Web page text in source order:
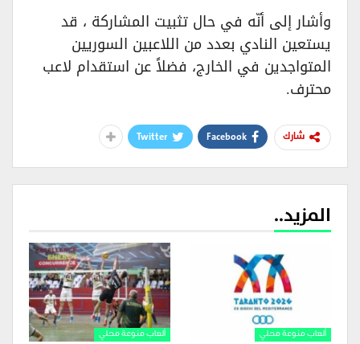
وأشار إلى أنّه في حال تثبيت المشاركة ، قد
يستعين النادي بعدد من اللاعبين السوريين
المتواجدين في الخارج، فضلاً عن استقدام لاعب
محترف.
شارك Facebook
Twitter
المزيد..
ألعاب منوعة محلي ألعاب منوعة محلي